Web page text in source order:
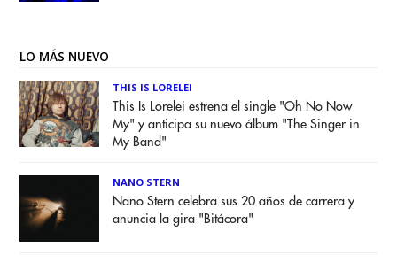
LO MÁS NUEVO
THIS IS LORELEI
This Is Lorelei estrena el single "Oh No Now
My" y anticipa su nuevo álbum "The Singer in
My Band"
NANO STERN
Nano Stern celebra sus 20 años de carrera y
anuncia la gira "Bitácora"